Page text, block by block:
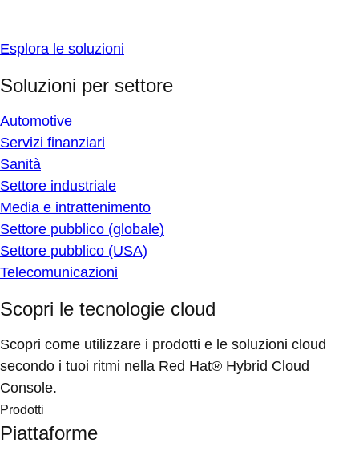
Esplora le soluzioni
Soluzioni per settore
Automotive
Servizi finanziari
Sanità
Settore industriale
Media e intrattenimento
Settore pubblico (globale)
Settore pubblico (USA)
Telecomunicazioni
Scopri le tecnologie cloud
Scopri come utilizzare i prodotti e le soluzioni cloud
secondo i tuoi ritmi nella Red Hat® Hybrid Cloud
Console.
Prodotti
Piattaforme